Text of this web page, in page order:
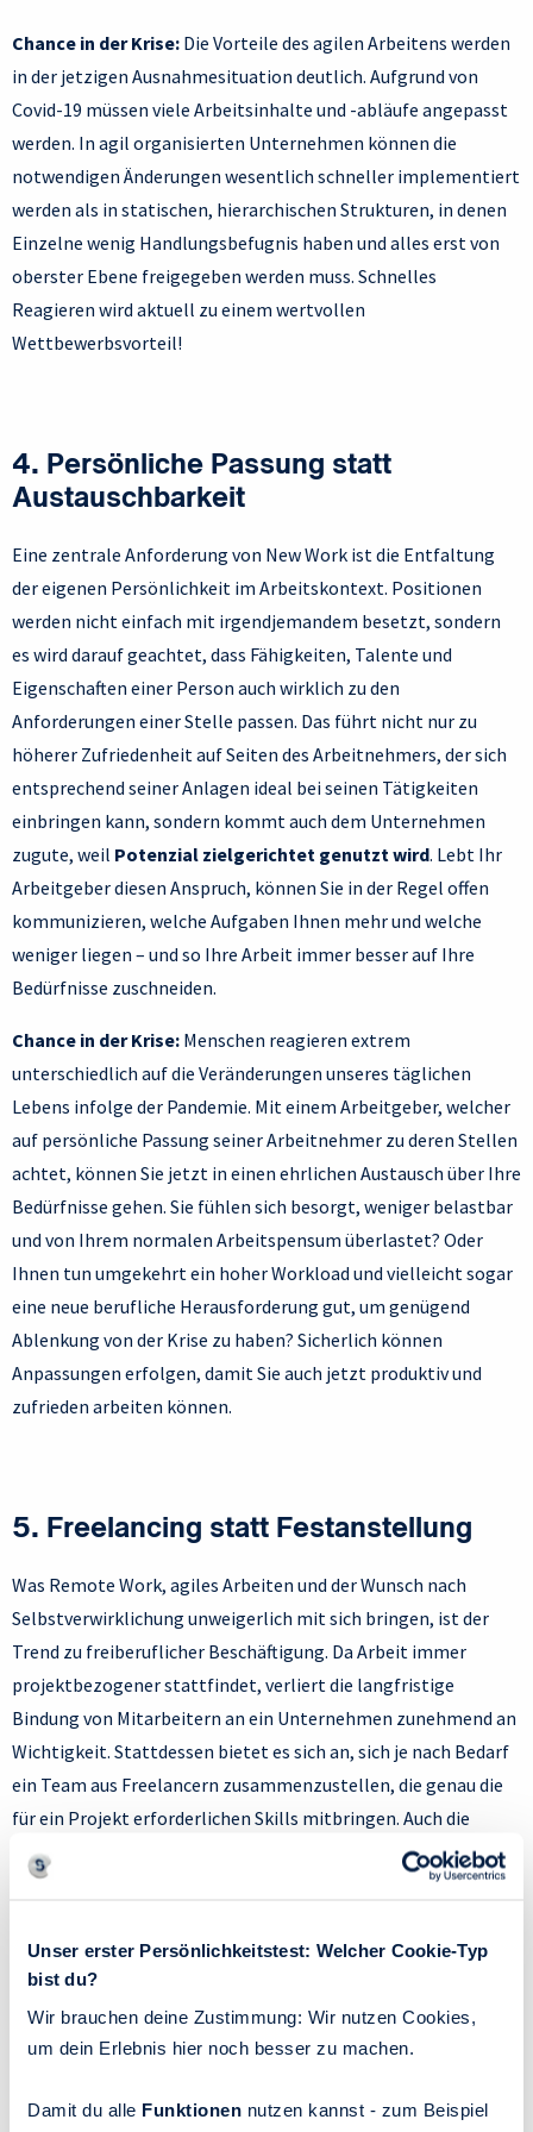
Unser erster Persönlichkeitstest: Welcher Cookie-Typ
bist du?
Wir brauchen deine Zustimmung: Wir nutzen Cookies,
um dein Erlebnis hier noch besser zu machen.
Damit du alle Funktionen nutzen kannst - zum Beispiel
Chance in der Krise: Die Vorteile des agilen Arbeitens werden
in der jetzigen Ausnahmesituation deutlich. Aufgrund von
Covid-19 müssen viele Arbeitsinhalte und -abläufe angepasst
werden. In agil organisierten Unternehmen können die
notwendigen Änderungen wesentlich schneller implementiert
werden als in statischen, hierarchischen Strukturen, in denen
Einzelne wenig Handlungsbefugnis haben und alles erst von
oberster Ebene freigegeben werden muss. Schnelles
Reagieren wird aktuell zu einem wertvollen
Wettbewerbsvorteil!
4. Persönliche Passung statt
Austauschbarkeit
Eine zentrale Anforderung von New Work ist die Entfaltung
der eigenen Persönlichkeit im Arbeitskontext. Positionen
werden nicht einfach mit irgendjemandem besetzt, sondern
es wird darauf geachtet, dass Fähigkeiten, Talente und
Eigenschaften einer Person auch wirklich zu den
Anforderungen einer Stelle passen. Das führt nicht nur zu
höherer Zufriedenheit auf Seiten des Arbeitnehmers, der sich
entsprechend seiner Anlagen ideal bei seinen Tätigkeiten
einbringen kann, sondern kommt auch dem Unternehmen
zugute, weil Potenzial zielgerichtet genutzt wird. Lebt Ihr
Arbeitgeber diesen Anspruch, können Sie in der Regel offen
kommunizieren, welche Aufgaben Ihnen mehr und welche
weniger liegen – und so Ihre Arbeit immer besser auf Ihre
Bedürfnisse zuschneiden.
Chance in der Krise: Menschen reagieren extrem
unterschiedlich auf die Veränderungen unseres täglichen
Lebens infolge der Pandemie. Mit einem Arbeitgeber, welcher
auf persönliche Passung seiner Arbeitnehmer zu deren Stellen
achtet, können Sie jetzt in einen ehrlichen Austausch über Ihre
Bedürfnisse gehen. Sie fühlen sich besorgt, weniger belastbar
und von Ihrem normalen Arbeitspensum überlastet? Oder
Ihnen tun umgekehrt ein hoher Workload und vielleicht sogar
eine neue berufliche Herausforderung gut, um genügend
Ablenkung von der Krise zu haben? Sicherlich können
Anpassungen erfolgen, damit Sie auch jetzt produktiv und
zufrieden arbeiten können.
5. Freelancing statt Festanstellung
Was Remote Work, agiles Arbeiten und der Wunsch nach
Selbstverwirklichung unweigerlich mit sich bringen, ist der
Trend zu freiberuflicher Beschäftigung. Da Arbeit immer
projektbezogener stattfindet, verliert die langfristige
Bindung von Mitarbeitern an ein Unternehmen zunehmend an
Wichtigkeit. Stattdessen bietet es sich an, sich je nach Bedarf
ein Team aus Freelancern zusammenzustellen, die genau die
für ein Projekt erforderlichen Skills mitbringen. Auch die
Freiberufler selbst profitieren davon, denn die freie Arbeit mit
ganz verschiedenen Menschen und Themen bietet
sogenannten Cloudworking wird dieses Prinzip ebenfalls
aufgegriffen: Aufgaben werden an externe Freelancer –
Cloudworker – ausgeschrieben, die gemeinsam „in der Cloud“
Projekte bearbeiten und von überall auf gemeinsame Dateien